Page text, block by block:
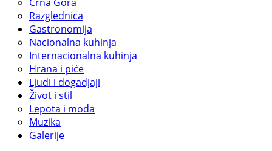
Razglednica
Gastronomija
Nacionalna kuhinja
Internacionalna kuhinja
Hrana i piće
Ljudi i dogadjaji
Život i stil
Lepota i moda
Muzika
Galerije